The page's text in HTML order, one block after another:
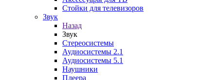
Стойки для телевизоров
Звук
Назад
Звук
Стереосистемы
Аудиосистемы 2.1
Аудиосистемы 5.1
Наушники
Плеера